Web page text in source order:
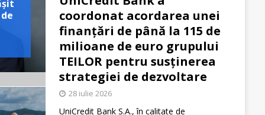
coordonat acordarea unei
finanțări de până la 115 de
milioane de euro grupului
TEILOR pentru susținerea
strategiei de dezvoltare
28 iulie 2026
UniCredit Bank S.A., în calitate de